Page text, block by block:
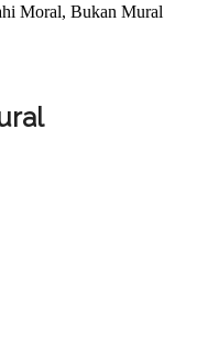
Moral, Bukan Mural